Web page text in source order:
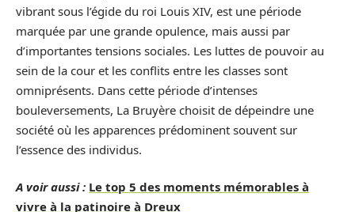
vibrant sous l’égide du roi Louis XIV, est une période
marquée par une grande opulence, mais aussi par
d’importantes tensions sociales. Les luttes de pouvoir au
sein de la cour et les conflits entre les classes sont
omniprésents. Dans cette période d’intenses
bouleversements, La Bruyère choisit de dépeindre une
société où les apparences prédominent souvent sur
l’essence des individus.
A voir aussi : Le top 5 des moments mémorables à
vivre à la patinoire à Dreux